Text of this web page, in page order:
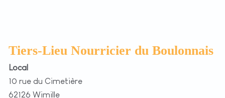
Tiers-Lieu Nourricier du Boulonnais
Local
10 rue du Cimetière
62126 Wimille